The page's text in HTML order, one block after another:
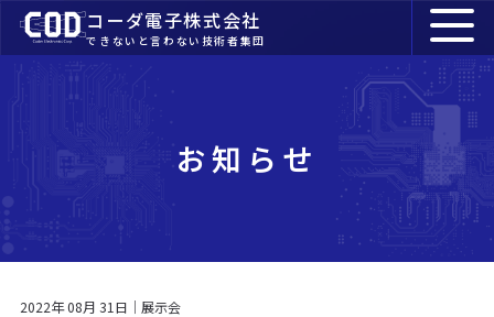
コーダ電子株式会社
できないと言わない技術者集団
お知らせ
2022年 08月 31日｜展示会